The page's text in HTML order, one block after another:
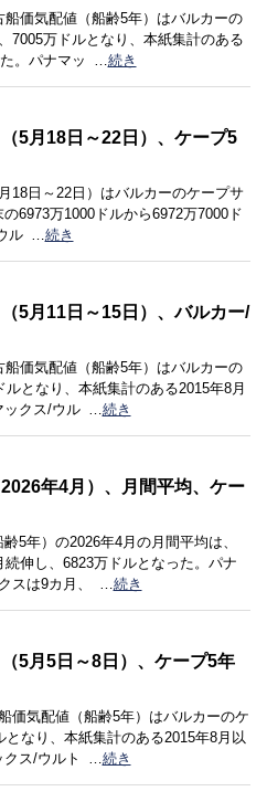
価気配値（船齢5年）はバルカーの
7005万ドルとなり、本紙集計のある
。パナマッ
…続き
5月18日～22日）、ケープ5
18日～22日）はバルカーのケープサ
6973万1000ドルから6972万7000ド
ル …続き
5月11日～15日）、バルカー/
価気配値（船齢5年）はバルカーの
となり、本紙集計のある2015年8月
ックス/ウル …続き
年4月）、月間平均、ケー
5年）の2026年4月の月間平均は、
伸し、6823万ドルとなった。パナ
スは9カ月、
…続き
5月5日～8日）、ケープ5年
価気配値（船齢5年）はバルカーのケ
なり、本紙集計のある2015年8月以
ス/ウルト
…続き